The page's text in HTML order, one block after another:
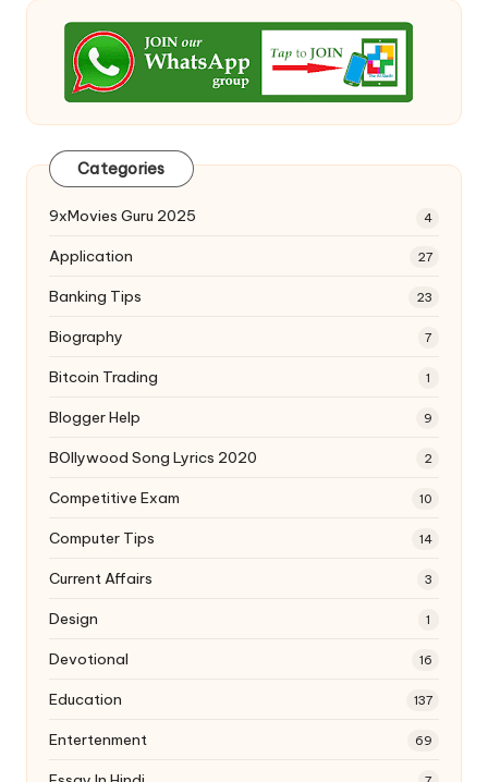
Categories
9xMovies Guru 2025 4
Application 27
Banking Tips 23
Biography 7
Bitcoin Trading 1
Blogger Help 9
BOllywood Song Lyrics 2020 2
Competitive Exam 10
Computer Tips 14
Current Affairs 3
Design 1
Devotional 16
Education 137
Entertenment 69